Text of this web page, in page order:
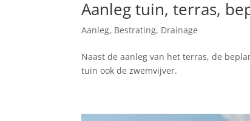
Aanleg tuin, terras,
Aanleg, Bestrating, Drainage
Naast de aanleg van het terras, de
tuin ook de zwemvijver.